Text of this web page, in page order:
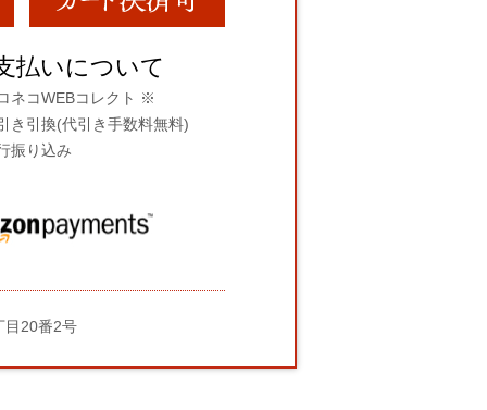
払いについて
ネコWEBコレクト ※
き引換(代引き手数料無料)
振り込み
20番2号